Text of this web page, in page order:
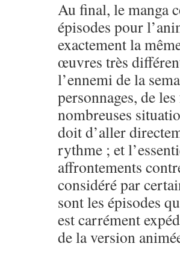
Au final, le manga
épisodes pour
exactement la
œuvres très
l’ennemi de la
personnages, de
nombreuses
doit d’aller
rythme ; et
affrontements
considéré par
sont les épisodes
est carrément
de la version